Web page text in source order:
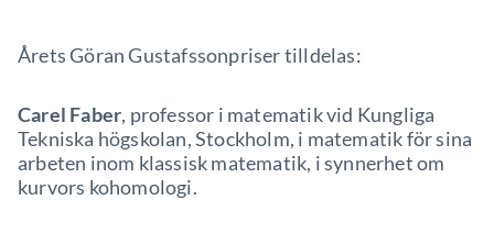
Årets Göran Gustafssonpriser tilldelas:
Carel Faber, professor i matematik vid Kungliga
Tekniska högskolan, Stockholm, i matematik för sina
arbeten inom klassisk matematik, i synnerhet om
kurvors kohomologi.